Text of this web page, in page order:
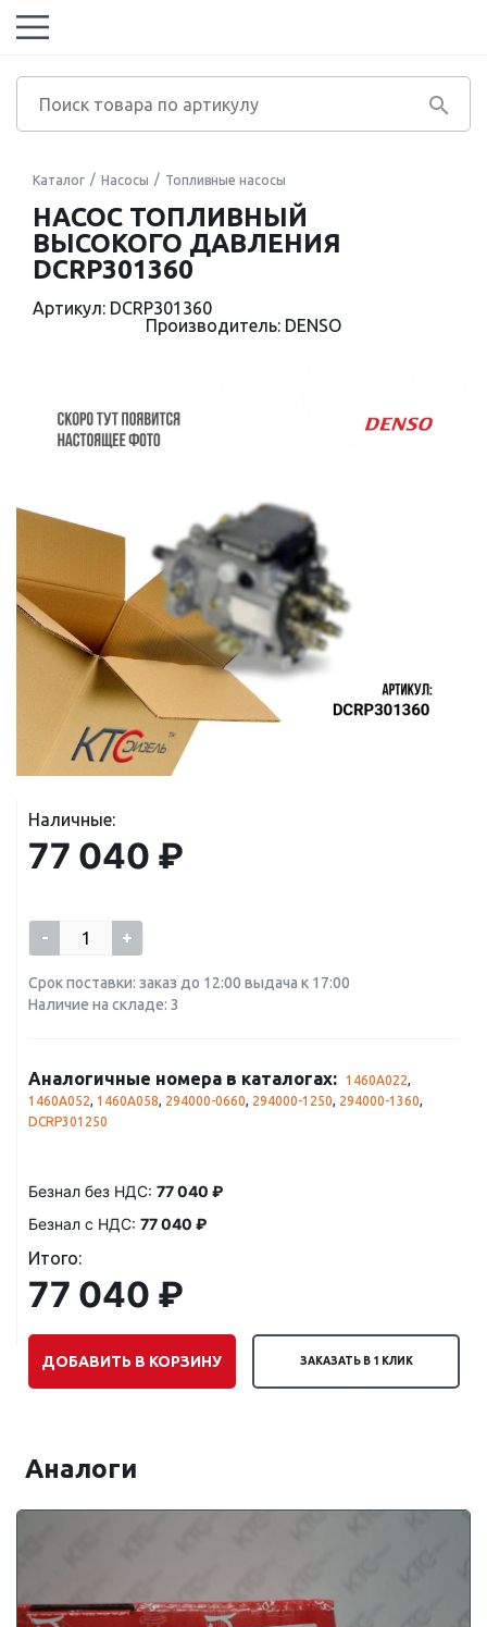
Каталог Насосы Топливные насосы
НАСОС ТОПЛИВНЫЙ
ВЫСОКОГО ДАВЛЕНИЯ
DCRP301360
Артикул: DCRP301360
Производитель: DENSO
Наличные:
77 040 ₽
- +
Срок поставки: заказ до 12:00 выдача к 17:00
Наличие на складе: 3
Аналогичные номера в каталогах: 1460A022,
1460A052, 1460A058, 294000-0660, 294000-1250, 294000-1360,
DCRP301250
Безнал без НДС: 77 040 ₽
Безнал с НДС: 77 040 ₽
Итого:
77 040 ₽
ДОБАВИТЬ В КОРЗИНУ ЗАКАЗАТЬ В 1 КЛИК
Аналоги